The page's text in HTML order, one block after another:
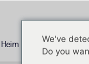
Heim Häufig gestellte
We've
Do you